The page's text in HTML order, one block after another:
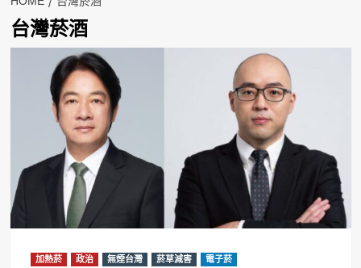
台灣菸酒
加熱菸 政治 無煙台灣 菸草減害 電子菸